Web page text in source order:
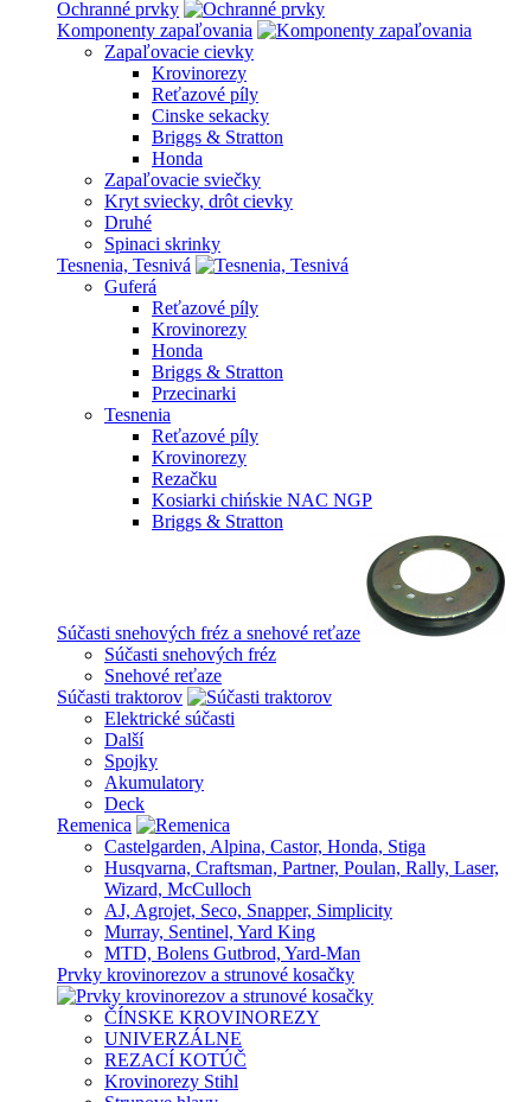
Ochranné prvky
Komponenty zapaľovania
Zapaľovacie cievky
Krovinorezy
Reťazové píly
Cinske sekacky
Briggs & Stratton
Honda
Zapaľovacie sviečky
Kryt sviecky, drôt cievky
Druhé
Spinaci skrinky
Tesnenia, Tesnivá
Guferá
Reťazové píly
Krovinorezy
Honda
Briggs & Stratton
Przecinarki
Tesnenia
Reťazové píly
Krovinorezy
Rezačku
Kosiarki chińskie NAC NGP
Briggs & Stratton
Súčasti snehových fréz a snehové reťaze
Súčasti snehových fréz
Snehové reťaze
Súčasti traktorov
Elektrické súčasti
Další
Spojky
Akumulatory
Deck
Remenica
Castelgarden, Alpina, Castor, Honda, Stiga
Husqvarna, Craftsman, Partner, Poulan, Rally, Laser,
Wizard, McCulloch
AJ, Agrojet, Seco, Snapper, Simplicity
Murray, Sentinel, Yard King
MTD, Bolens Gutbrod, Yard-Man
Prvky krovinorezov a strunové kosačky
ČÍNSKE KROVINOREZY
UNIVERZÁLNE
REZACÍ KOTÚČ
Krovinorezy Stihl